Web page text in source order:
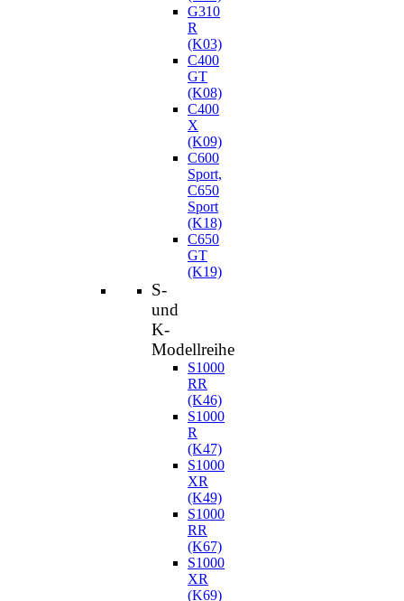
G310
R
(K03)
C400
GT
(K08)
C400
X
(K09)
C600
Sport,
C650
Sport
(K18)
C650
GT
(K19)
S-
und
K-
Modellreihe
S1000
RR
(K46)
S1000
R
(K47)
S1000
XR
(K49)
S1000
RR
(K67)
S1000
XR
(K69)